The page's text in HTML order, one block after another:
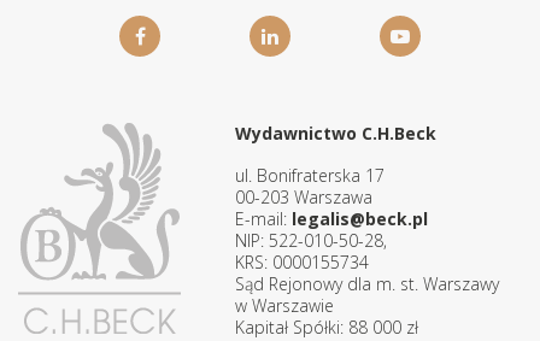
Wydawnictwo C.H.Beck
ul. Bonifraterska 17
00-203 Warszawa
E-mail: legalis@beck.pl
NIP: 522-010-50-28,
KRS: 0000155734
Sąd Rejonowy dla m. st. Warszawy
w Warszawie
Kapitał Spółki: 88 000 zł